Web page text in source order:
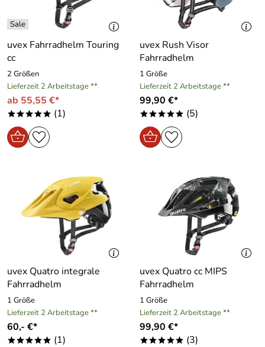
uvex Fahrradhelm Touring
cc
2 Größen
Lieferzeit 2 Arbeitstage **
ab 55,55 €*
***** (1)
uvex Rush Visor
Fahrradhelm
1 Größe
Lieferzeit 2 Arbeitstage **
99,90 €*
***** (5)
uvex Quatro integrale
Fahrradhelm
1 Größe
Lieferzeit 2 Arbeitstage **
60,- €*
***** (1)
uvex Quatro cc MIPS
Fahrradhelm
1 Größe
Lieferzeit 2 Arbeitstage **
99,90 €*
***** (3)